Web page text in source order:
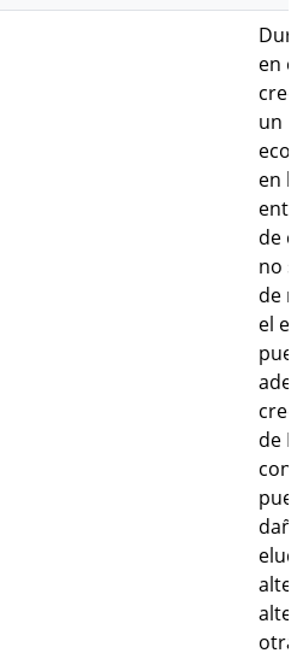
en
un
en
de
no
de
el
de
con
otra